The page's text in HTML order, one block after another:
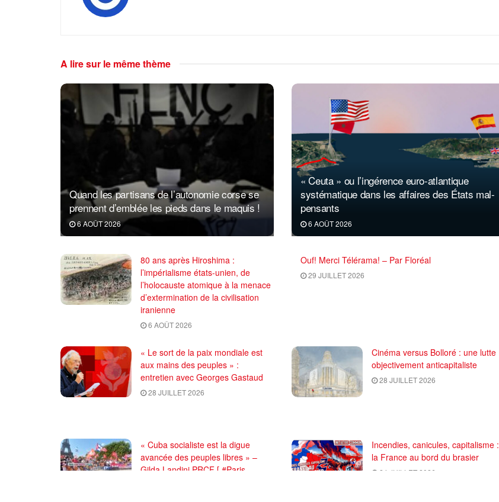
A lire sur le même thème
Quand les partisans de l’autonomie corse se
prennent d’emblée les pieds dans le maquis !
6 AOÛT 2026
« Ceuta » ou l’ingérence euro-atlantique
systématique dans les affaires des États mal-
pensants
6 AOÛT 2026
80 ans après Hiroshima :
l’impérialisme états-unien, de
l’holocauste atomique à la menace
d’extermination de la civilisation
iranienne
6 AOÛT 2026
Ouf! Merci Télérama! – Par Floréal
29 JUILLET 2026
« Le sort de la paix mondiale est
aux mains des peuples » :
entretien avec Georges Gastaud
28 JUILLET 2026
Cinéma versus Bolloré : une lutte
objectivement anticapitaliste
28 JUILLET 2026
« Cuba socialiste est la digue
avancée des peuples libres » –
Gilda Landini PRCF [ #Paris
Incendies, canicules, capitalisme :
la France au bord du brasier
24 JUILLET 2026